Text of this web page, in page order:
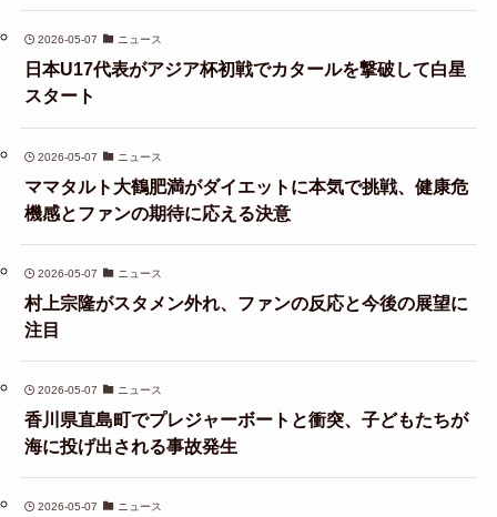
2026-05-07 ニュース
日本U17代表がアジア杯初戦でカタールを撃破して白星
スタート
2026-05-07 ニュース
ママタルト大鶴肥満がダイエットに本気で挑戦、健康危
機感とファンの期待に応える決意
2026-05-07 ニュース
村上宗隆がスタメン外れ、ファンの反応と今後の展望に
注目
2026-05-07 ニュース
香川県直島町でプレジャーボートと衝突、子どもたちが
海に投げ出される事故発生
2026-05-07 ニュース